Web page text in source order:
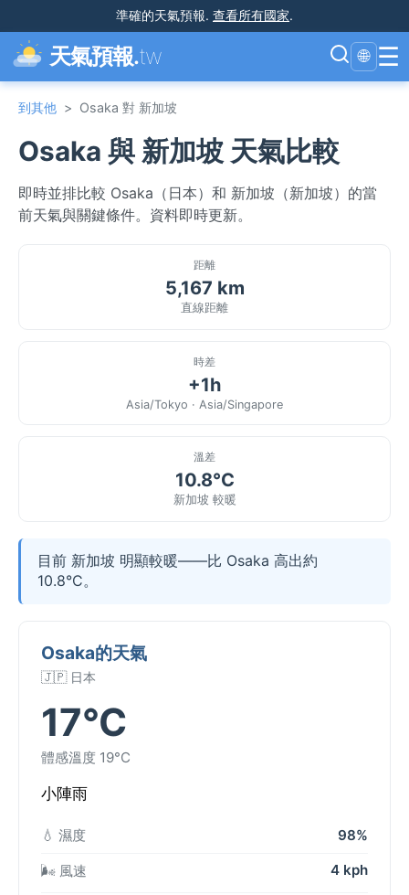
準確的天氣預報. 查看所有國家.
天氣預報.tw 🌐 ☰
到其他 > Osaka 對 新加坡
Osaka 與 新加坡 天氣比較
即時並排比較 Osaka（日本）和 新加坡（新加坡）的當
前天氣與關鍵條件。資料即時更新。
距離
5,167 km
直線距離
時差
+1h
Asia/Tokyo · Asia/Singapore
溫差
10.8°C
新加坡 較暖
目前 新加坡 明顯較暖——比 Osaka 高出約
10.8°C。
Osaka的天氣
🇯🇵 日本
17°C
體感溫度 19°C
小陣雨
💧 濕度 98%
🌬️ 風速 4 kph